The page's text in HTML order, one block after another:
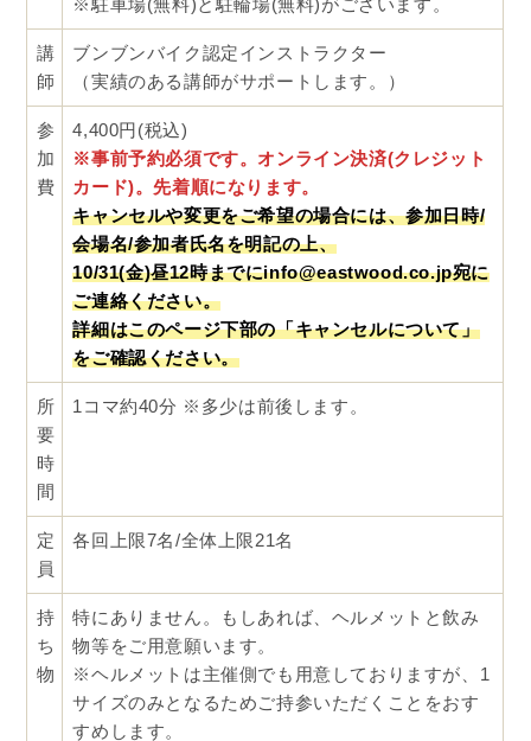
家でも教えられるようになって、自転車の練習が親
子の楽しみに変わりました
（5歳・男の子のパパ）
今まで悩んでいたのがウソのよう。本当に参加して